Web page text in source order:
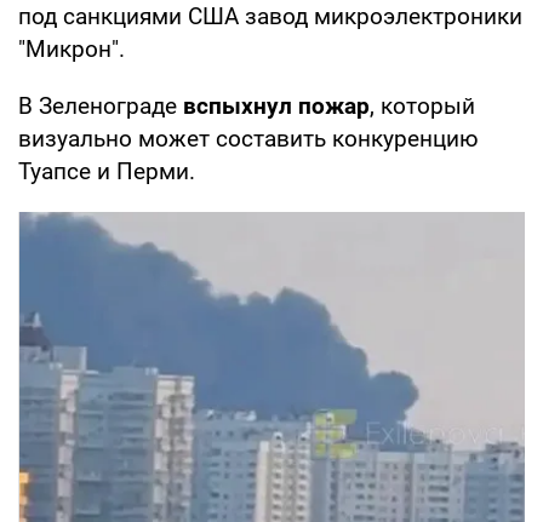
под санкциями США завод микроэлектроники
"Микрон".
В Зеленограде вспыхнул пожар, который
визуально может составить конкуренцию
Туапсе и Перми.